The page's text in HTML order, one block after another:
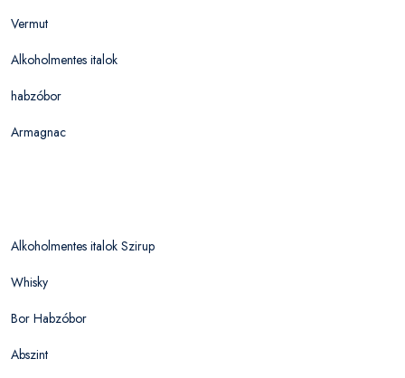
Vermut
Alkoholmentes italok
habzóbor
Armagnac
Alkoholmentes italok Szirup
Whisky
Bor Habzóbor
Abszint